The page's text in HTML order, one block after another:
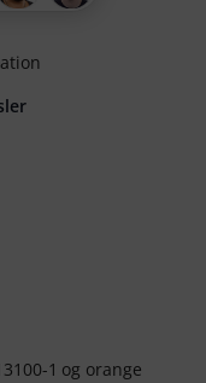
1 og orange